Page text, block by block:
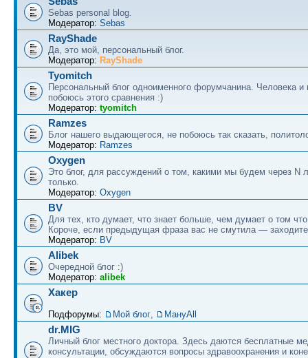
Sebas personal blog.
Модератор: Sebas
RayShade
Да, это мой, персональный блог.
Модератор: RayShade
Tyomitch
Персональный блог одноименного форумчанина. Человека и
побоюсь этого сравнения :)
Модератор: tyomitch
Ramzes
Блог нашего выдающегося, не побоюсь так сказать,
Модератор: Ramzes
Oxygen
Это блог, для рассуждений о том, какими мы будем через N
только.
Модератор: Oxygen
BV
Для тех, кто думает, что знает больше, чем думает о том что
Короче, если предыдущая фраза вас не смутила —
Модератор: BV
Alibek
Очередной блог :)
Модератор: alibek
Хакер
Подфорумы: Мой блог, МануAll
dr.MIG
Личный блог местного доктора. Здесь даются бесплатные
консультации, обсуждаются вопросы здравоохранения и